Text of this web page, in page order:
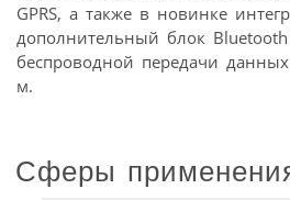
GPRS, а также в новинке
дополнительный блок
беспроводной передачи
м.
Сферы